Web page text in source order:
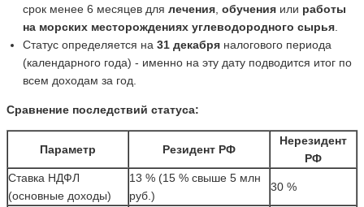
срок менее 6 месяцев для лечения обучения или работы
на морских месторождениях углеводородного сырья
Статус определяется на 31 декабря налогового периода
(календарного года) - именно на эту дату подводится итог по
всем доходам за год.
Сравнение последствий статуса:
Параметр Резидент РФ
Нерезидент
РФ
Ставка НДФЛ
(основные доходы)
13 % (15 % свыше 5 млн
руб.)
30 %